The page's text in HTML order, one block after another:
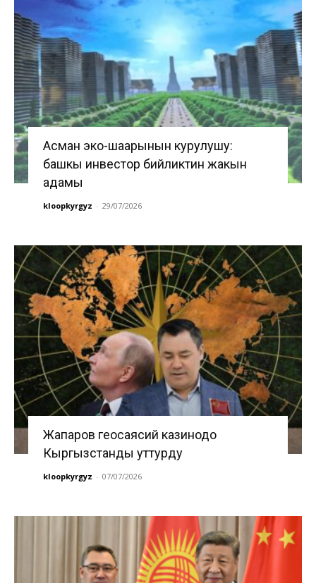
Асман эко-шаарынын курулушу:
башкы инвестор бийликтин жакын
адамы
kloopkyrgyz - 29/07/2026
Жапаров геосаясий казинодо
Кыргызстанды уттурду
kloopkyrgyz - 07/07/2026